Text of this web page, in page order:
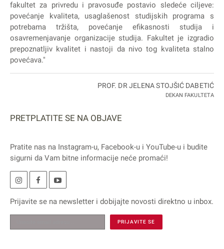
fakultet za privredu i pravosuđe postavio sledeće ciljeve:
povećanje kvaliteta, usaglašenost studijskih programa s
potrebama tržišta, povećanje efikasnosti studija i
osavremenjavanje organizacije studija. Fakultet je izgradio
prepoznatljiv kvalitet i nastoji da nivo tog kvaliteta stalno
povećava."
PROF. DR JELENA STOJŠIĆ DABETIĆ
DEKAN FAKULTETA
PRETPLATITE SE NA OBJAVE
Pratite nas na Instagram-u, Facebook-u i YouTube-u i budite
sigurni da Vam bitne informacije neće promaći!
Prijavite se na newsletter i dobijajte novosti direktno u inbox.